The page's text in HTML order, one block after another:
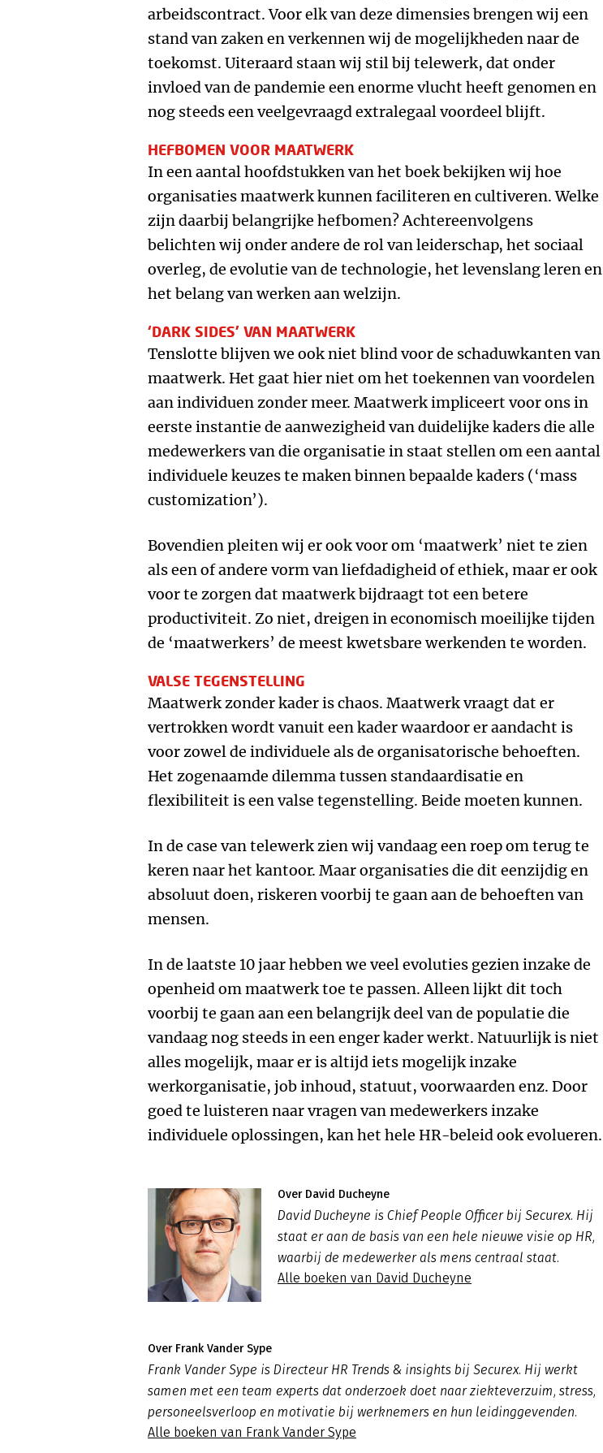
arbeidscontract. Voor elk van deze dimensies brengen wij een
stand van zaken en verkennen wij de mogelijkheden naar de
toekomst. Uiteraard staan wij stil bij telewerk, dat onder
invloed van de pandemie een enorme vlucht heeft genomen en
nog steeds een veelgevraagd extralegaal voordeel blijft.
HEFBOMEN VOOR MAATWERK
In een aantal hoofdstukken van het boek bekijken wij hoe
organisaties maatwerk kunnen faciliteren en cultiveren. Welke
zijn daarbij belangrijke hefbomen? Achtereenvolgens
belichten wij onder andere de rol van leiderschap, het sociaal
overleg, de evolutie van de technologie, het levenslang leren en
het belang van werken aan welzijn.
‘DARK SIDES’ VAN MAATWERK
Tenslotte blijven we ook niet blind voor de schaduwkanten van
maatwerk. Het gaat hier niet om het toekennen van voordelen
aan individuen zonder meer. Maatwerk impliceert voor ons in
eerste instantie de aanwezigheid van duidelijke kaders die alle
medewerkers van die organisatie in staat stellen om een aantal
individuele keuzes te maken binnen bepaalde kaders (‘mass
customization’).
Bovendien pleiten wij er ook voor om ‘maatwerk’ niet te zien
als een of andere vorm van liefdadigheid of ethiek, maar er ook
voor te zorgen dat maatwerk bijdraagt tot een betere
productiviteit. Zo niet, dreigen in economisch moeilijke tijden
de ‘maatwerkers’ de meest kwetsbare werkenden te worden.
VALSE TEGENSTELLING
Maatwerk zonder kader is chaos. Maatwerk vraagt dat er
vertrokken wordt vanuit een kader waardoor er aandacht is
voor zowel de individuele als de organisatorische behoeften.
Het zogenaamde dilemma tussen standaardisatie en
flexibiliteit is een valse tegenstelling. Beide moeten kunnen.
In de case van telewerk zien wij vandaag een roep om terug te
keren naar het kantoor. Maar organisaties die dit eenzijdig en
absoluut doen, riskeren voorbij te gaan aan de behoeften van
mensen.
In de laatste 10 jaar hebben we veel evoluties gezien inzake de
openheid om maatwerk toe te passen. Alleen lijkt dit toch
voorbij te gaan aan een belangrijk deel van de populatie die
vandaag nog steeds in een enger kader werkt. Natuurlijk is niet
alles mogelijk, maar er is altijd iets mogelijk inzake
werkorganisatie, job inhoud, statuut, voorwaarden enz. Door
goed te luisteren naar vragen van medewerkers inzake
individuele oplossingen, kan het hele HR-beleid ook evolueren.
Over David Ducheyne
David Ducheyne is Chief People Officer bij Securex. Hij
staat er aan de basis van een hele nieuwe visie op HR,
waarbij de medewerker als mens centraal staat.
Alle boeken van David Ducheyne
Over Frank Vander Sype
Frank Vander Sype is Directeur HR Trends & insights bij Securex. Hij werkt
samen met een team experts dat onderzoek doet naar ziekteverzuim, stress,
personeelsverloop en motivatie bij werknemers en hun leidinggevenden.
Alle boeken van Frank Vander Sype